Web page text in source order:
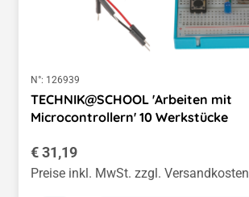
N°: 126939
TECHNIK@SCHOOL 'Arbeiten mit
Microcontrollern' 10 Werkstücke
Regulärer Preis:
€ 31,19
Preise inkl. MwSt. zzgl. Versandkosten